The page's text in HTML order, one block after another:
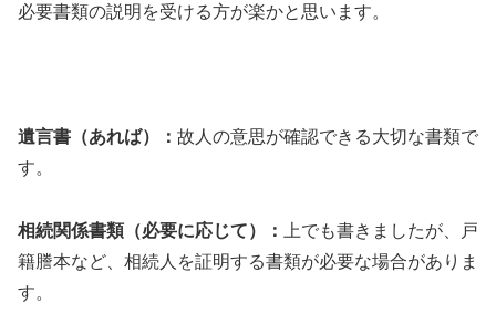
必要書類の説明を受ける方が楽かと思います。
遺言書（あれば）： 故人の意思が確認できる大切な書類で
す。
相続関係書類（必要に応じて）：
上でも書きましたが、戸
籍謄本など、相続人を証明する書類が必要な場合がありま
す。